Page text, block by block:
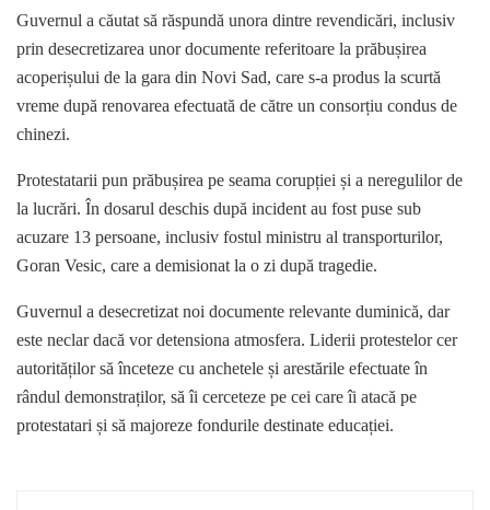
Guvernul a căutat să răspundă unora dintre revendicări, inclusiv
prin desecretizarea unor documente referitoare la prăbușirea
acoperișului de la gara din Novi Sad, care s-a produs la scurtă
vreme după renovarea efectuată de către un consorțiu condus de
chinezi.
Protestatarii pun prăbușirea pe seama corupției și a neregulilor de
la lucrări. În dosarul deschis după incident au fost puse sub
acuzare 13 persoane, inclusiv fostul ministru al transporturilor,
Goran Vesic, care a demisionat la o zi după tragedie.
Guvernul a desecretizat noi documente relevante duminică, dar
este neclar dacă vor detensiona atmosfera. Liderii protestelor cer
autorităților să înceteze cu anchetele și arestările efectuate în
rândul demonstraților, să îi cerceteze pe cei care îi atacă pe
protestatari și să majoreze fondurile destinate educației.